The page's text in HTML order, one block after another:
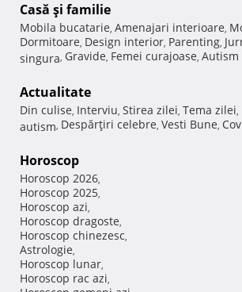
Casă şi familie
Mobila bucatarie, Amenajari interioare,
Dormitoare, Design interior, Parenting,
singura, Gravide, Femei curajoase, Autism
Actualitate
Din culise, Interviu, Stirea zilei, Tema zilei,
autism, Despărţiri celebre, Vesti Bune,
Horoscop
Horoscop 2026,
Horoscop 2025,
Horoscop azi,
Horoscop dragoste,
Horoscop chinezesc,
Astrologie,
Horoscop lunar,
Horoscop rac azi,